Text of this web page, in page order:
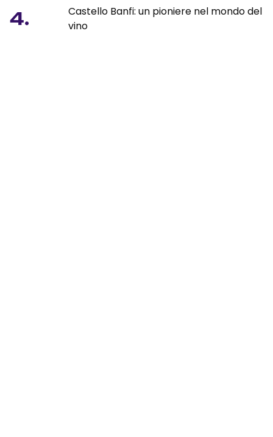
4.
Castello Banfi: un pioniere nel mondo del
vino